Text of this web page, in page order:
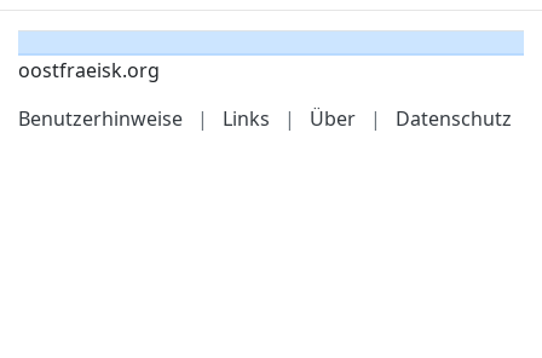
oostfraeisk.org
Benutzerhinweise
| Links | Über | Datenschutz